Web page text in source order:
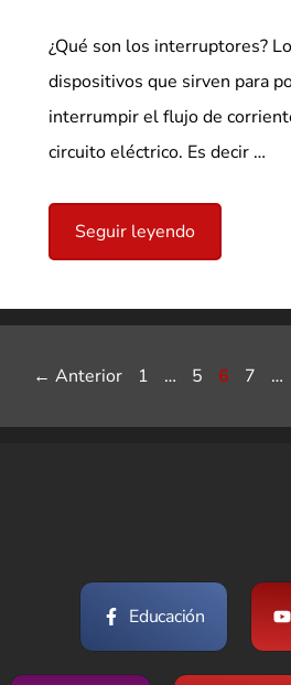
¿Qué son los interruptores?
dispositivos que sirven para
interrumpir el flujo de
circuito eléctrico. Es decir …
Seguir leyendo
← Anterior Página
1 … Página
5 Página
6 Página
7 …
Educación